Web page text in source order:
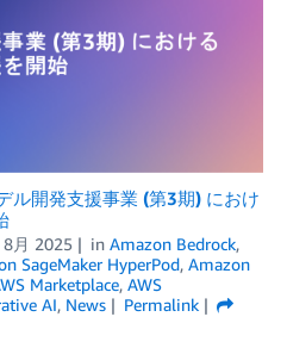
ル開発支援事業 (第3期) におけ
8月 2025 in Amazon Bedrock,
SageMaker HyperPod, Amazon
Marketplace, AWS
AI, News
Permalink